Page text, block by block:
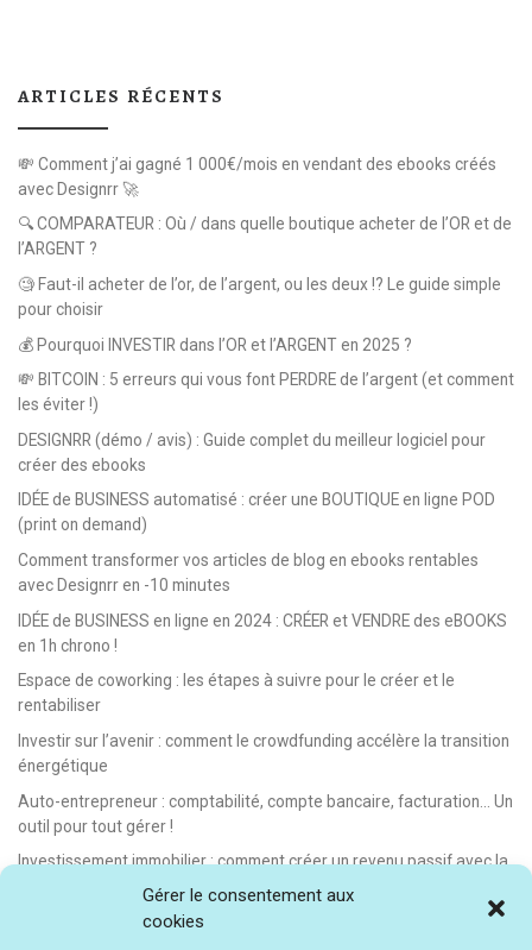
Gérer le consentement aux
cookies
ARTICLES RÉCENTS
💸 Comment j’ai gagné 1 000€/mois en vendant des ebooks créés
avec Designrr 🚀
🔍 COMPARATEUR : Où / dans quelle boutique acheter de l’OR et de
l’ARGENT ?
🧐 Faut-il acheter de l’or, de l’argent, ou les deux !? Le guide simple
pour choisir
💰 Pourquoi INVESTIR dans l’OR et l’ARGENT en 2025 ?
💸 BITCOIN : 5 erreurs qui vous font PERDRE de l’argent (et comment
les éviter !)
DESIGNRR (démo / avis) : Guide complet du meilleur logiciel pour
créer des ebooks
IDÉE de BUSINESS automatisé : créer une BOUTIQUE en ligne POD
(print on demand)
Comment transformer vos articles de blog en ebooks rentables
avec Designrr en -10 minutes
IDÉE de BUSINESS en ligne en 2024 : CRÉER et VENDRE des eBOOKS
en 1h chrono !
Espace de coworking : les étapes à suivre pour le créer et le
rentabiliser
Investir sur l’avenir : comment le crowdfunding accélère la transition
énergétique
Auto-entrepreneur : comptabilité, compte bancaire, facturation… Un
outil pour tout gérer !
Investissement immobilier : comment créer un revenu passif avec la
location saisonnière
E-learning : les meilleurs LMS gratuits et payants pour créer et